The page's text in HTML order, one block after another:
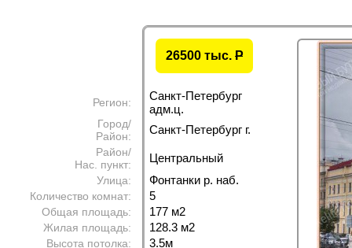
26500 тыс. P
Регион:
Санкт-Петербург
адм.ц.
Город/
Район:
Санкт-Петербург г.
Район/
Нас. пункт:
Центральный
Улица: Фонтанки р. наб.
Количество комнат: 5
Общая площадь: 177 м2
Жилая площадь: 128.3 м2
Высота потолка: 3.5м